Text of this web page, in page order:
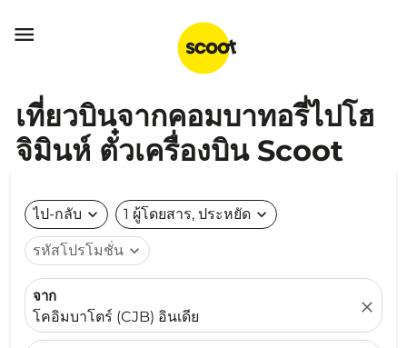

เที่ยวบินจากคอมบาทอรี่ไปโฮ
จิมินห์ ตั๋วเครื่องบิน Scoot
ไป-กลับ expand_more 1 ผู้โดยสาร, ประหยัด expand_more
รหัสโปรโมชั่น expand_more
จาก
โคอิมบาโตร์ (CJB) อินเดีย
close